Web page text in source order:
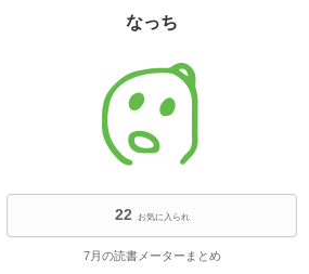
なっち
22 お気に入られ
7月の読書メーターまとめ